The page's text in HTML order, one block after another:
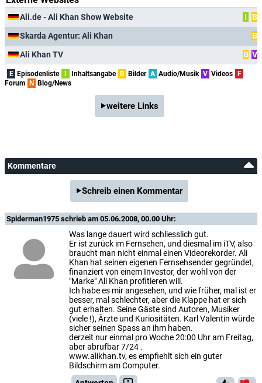
Ali.de - Ali Khan Show Website I
B
Skarda Agentur: Ali Khan
B
Ali Khan TV
B V
E Episodenliste I Inhaltsangabe B Bilder A Audio/Musik V Videos F
Forum N Blog/News
weitere Links
Kommentare
Schreib einen Kommentar
Spiderman1975 schrieb am 05.06.2008, 00.00 Uhr:
Was lange dauert wird schliesslich gut.
Er ist zurück im Fernsehen, und diesmal im iTV, also
braucht man nicht einmal einen Videorekorder. Ali
Khan hat seinen eigenen Fernsehsender gegründet,
finanziert von einem Investor, der wohl von der
"Marke" Ali Khan profitieren will.
Ich habe es mir angesehen, und wie früher, mal ist er
besser, mal schlechter, aber die Klappe hat er sich
gut erhalten. Seine Gäste sind Autoren, Musiker
(viele !), Ärzte und Kuriositäten. Karl Valentin würde
sicher seinen Spass an ihm haben.
derzeit nur einmal pro Woche 20:00 Uhr am Freitag,
aber abrufbar 7/24 .
www.alikhan.tv, es empfiehlt sich ein guter
Bildschirm am Computer.